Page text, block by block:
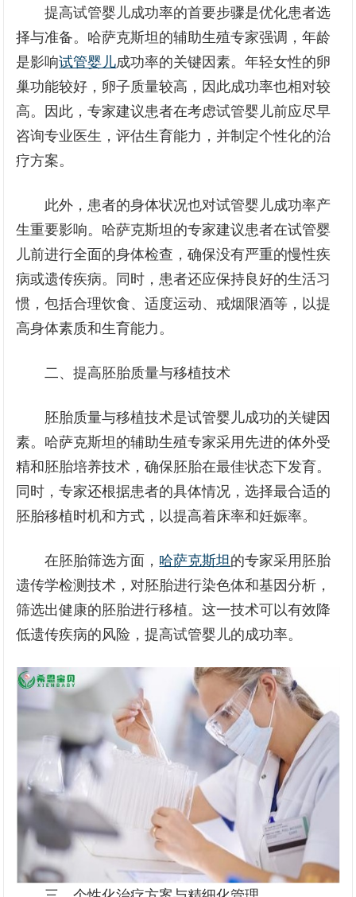
提高试管婴儿成功率的首要步骤是优化患者选
择与准备。哈萨克斯坦的辅助生殖专家强调，年龄
是影响试管婴儿成功率的关键因素。年轻女性的卵
巢功能较好，卵子质量较高，因此成功率也相对较
高。因此，专家建议患者在考虑试管婴儿前应尽早
咨询专业医生，评估生育能力，并制定个性化的治
疗方案。
此外，患者的身体状况也对试管婴儿成功率产
生重要影响。哈萨克斯坦的专家建议患者在试管婴
儿前进行全面的身体检查，确保没有严重的慢性疾
病或遗传疾病。同时，患者还应保持良好的生活习
惯，包括合理饮食、适度运动、戒烟限酒等，以提
高身体素质和生育能力。
二、提高胚胎质量与移植技术
胚胎质量与移植技术是试管婴儿成功的关键因
素。哈萨克斯坦的辅助生殖专家采用先进的体外受
精和胚胎培养技术，确保胚胎在最佳状态下发育。
同时，专家还根据患者的具体情况，选择最合适的
胚胎移植时机和方式，以提高着床率和妊娠率。
在胚胎筛选方面， 哈萨克斯坦的专家采用胚胎
遗传学检测技术，对胚胎进行染色体和基因分析，
筛选出健康的胚胎进行移植。这一技术可以有效降
低遗传疾病的风险，提高试管婴儿的成功率。